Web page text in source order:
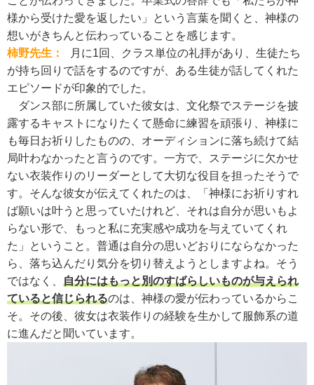
様から受けた愛を返したい」という言葉を聞くと、神様の
想いがきちんと伝わっていることを感じます。
柿野先生：
月に1回、クラス単位の礼拝があり、生徒たち
が持ち回りで話をするのですが、ある生徒が話してくれた
エピソードが印象的でした。
ダンス部に所属していた彼女は、文化祭でステージを披
露するキャストになりたくて懸命に練習を頑張り、神様に
も毎日お祈りしたものの、オーディションに落ち続けて結
局叶わなかったと言うのです。一方で、ステージに欠かせ
ない衣装作りのリーダーとして大切な役目を担ったそうで
す。そんな彼女が伝えてくれたのは、「神様にお祈りすれ
ば願いは叶うと思っていたけれど、それは自分が思いもよ
らない形で、もっと私に充実感や成功を与えていてくれ
た」ということ。普通は自分の思いどおりにならなかった
ら、落ち込んだり気分を切り替えようとしますよね。そう
ではなく、 自分にはもっと別のすばらしいものが与えられ
ていると信じられるのは、神様の愛が伝わっているからこ
そ。その後、彼女は衣装作りの経験を生かして服飾系の道
に進んだと聞いています。